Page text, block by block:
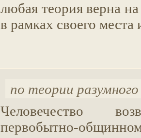
любая теория верна
в рамках своего места
по теории
Человечество
первобытно-